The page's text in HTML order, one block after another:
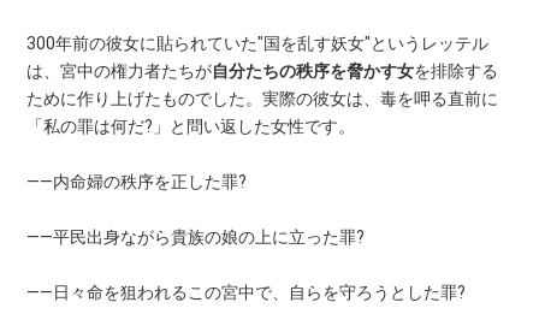
300年前の彼女に貼られていた"国を乱す妖女"というレッテル
は、宮中の権力者たちが自分たちの秩序を脅かす女を排除する
ために作り上げたものでした。実際の彼女は、毒を呷る直前に
「私の罪は何だ?」と問い返した女性です。
——内命婦の秩序を正した罪?
——平民出身ながら貴族の娘の上に立った罪?
——日々命を狙われるこの宮中で、自らを守ろうとした罪?